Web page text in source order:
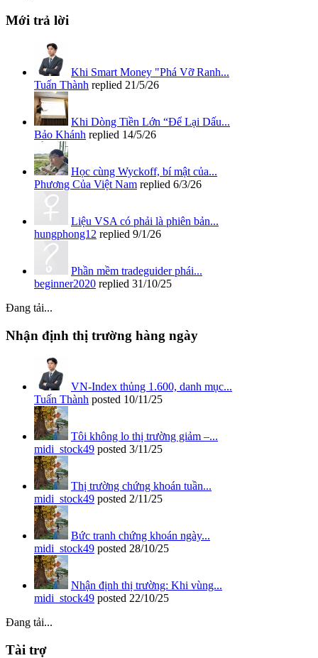
Mới trả lời
Khi Smart Money "Phá Vỡ Ranh...
Tuấn Thành replied 21/5/26
Khi Dòng Tiền Lớn “Để Lại Dấu...
Bảo Khánh replied 14/5/26
Học cùng Wyckoff, bí mật của...
Phương Của Việt Nam replied 6/3/26
Liệu VSA có phải là phiên bản...
hungphong12 replied 9/1/26
Phần mềm tradeguider phái...
beginner2020 replied 31/10/25
Đang tải...
Nhận định thị trường hàng ngày
VN-Index thủng 1.600, danh mục...
Tuấn Thành posted 10/11/25
Tôi không lo thị trường giảm –...
midi_stock49 posted 3/11/25
Thị trường chứng khoán tuần...
midi_stock49 posted 2/11/25
Bức tranh chứng khoán ngày...
midi_stock49 posted 28/10/25
Nhận định thị trường: Khi vùng...
midi_stock49 posted 22/10/25
Đang tải...
Tài trợ